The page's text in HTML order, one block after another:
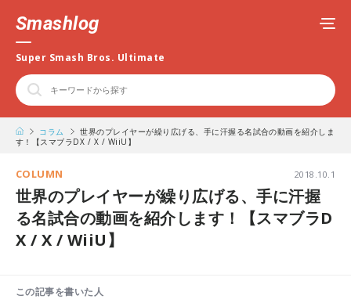
Smashlog
Super Smash Bros. Ultimate
コラム
世界のプレイヤーが繰り広げる、手に汗握る名試合の動画を紹介しま
す！【スマブラDX / X / WiiU】
COLUMN 2018.10.1
世界のプレイヤーが繰り広げる、手に汗握
る名試合の動画を紹介します！【スマブラD
X / X / WiiU】
この記事を書いた人